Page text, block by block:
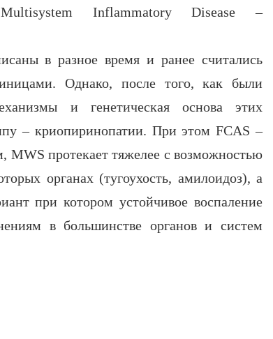
Inflammatory Disease –
в разное время и ранее считались
Однако, после того, как были
и генетическая основа этих
– криопиринопатии. При этом FCAS –
MWS протекает тяжелее с возможностью
органах (тугоухость, амилоидоз), а
при котором устойчивое воспаление
в большинстве органов и систем